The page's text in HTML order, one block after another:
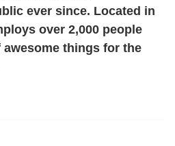
ever since. Located in
over 2,000 people
things for the